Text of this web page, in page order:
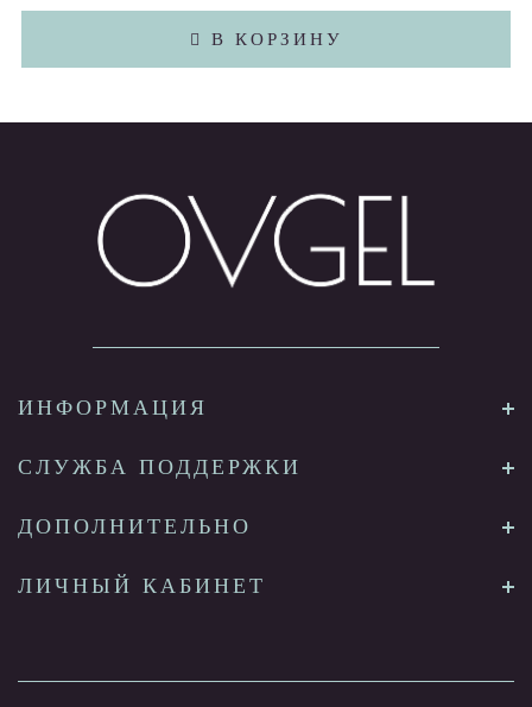
В КОРЗИНУ
ИНФОРМАЦИЯ
СЛУЖБА ПОДДЕРЖКИ
ДОПОЛНИТЕЛЬНО
ЛИЧНЫЙ КАБИНЕТ